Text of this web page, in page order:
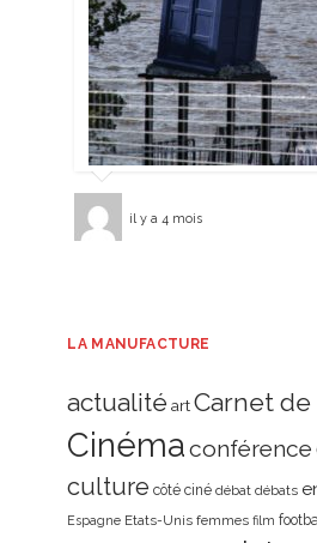
il y a 4 mois
LA MANUFACTURE
actualité art Carnet de
Cinémaconférence
culture côté ciné débat débats
Espagne Etats-Unis femmes film